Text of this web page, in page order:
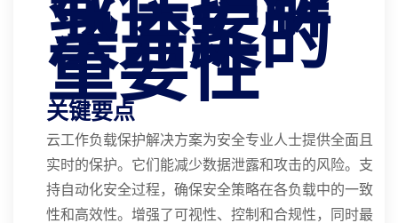
决方案的
重要性
关键要点
云工作负载保护解决方案为安全专业人士提供全面且
实时的保护。它们能减少数据泄露和攻击的风险。支
持自动化安全过程，确保安全策略在各负载中的一致
性和高效性。增强了可视性、控制和合规性，同时最